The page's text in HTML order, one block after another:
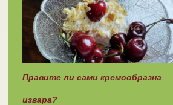
Подходящ е за хора с лактозна
непоносимост. Самата технология на
филтрация при качествените продукти
отстранява млечната захар и по този
начин се избягват проблемите със
стомаха, диария или друг тип
дискомфорт.
Правите ли сами кремообразна
извара?